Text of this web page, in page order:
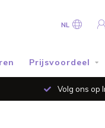
NL
Prijsvoordeel
Volg ons op